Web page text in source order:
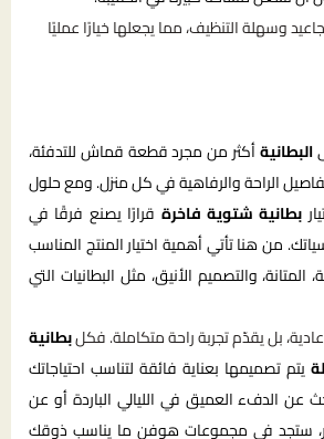
وسهلة التنظيف، مما يجعلها خيارًا عمليًا
البطانيةأكثر من مجرد قطعة قماش للتدفئة،
الراحة والرفاهية في كل منزل. ومع حلول
بطانية شتوية فاخرة قرارًا يصنع فرقًا في
من هنا تأتي أهمية اختيار المنتج المناسب
والتصميم الأنيق، مثل البطانيات التي
بل يقدّم تجربة راحة متكاملة. فكلبطانية
يتم تصميمها بعناية فائقة لتناسب احتياجاتك
عن الدفء العميق في الليالي الباردة أو عن
ستجد في مجموعات هوفن ما يناسب ذوقك